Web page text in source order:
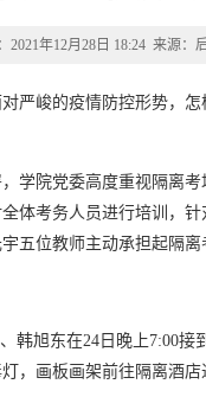
2021年12月28日 18:24 来源：
严峻的疫情防控形势，
学院党委高度重视隔离
体考务人员进行培训，
五位教师主动承担起隔离
韩旭东在24日晚上7:00
，画板画架前往隔离酒